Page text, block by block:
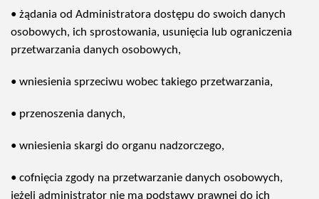
• żądania od Administratora dostępu do swoich danych
osobowych, ich sprostowania, usunięcia lub ograniczenia
przetwarzania danych osobowych,
• wniesienia sprzeciwu wobec takiego przetwarzania,
• przenoszenia danych,
• wniesienia skargi do organu nadzorczego,
• cofnięcia zgody na przetwarzanie danych osobowych,
jeżeli administrator nie ma podstawy prawnej do ich